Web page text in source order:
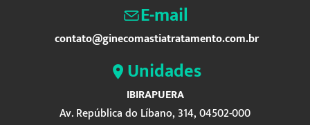
E-mail
contato@ginecomastiatratamento.com.br
Unidades
IBIRAPUERA
Av. República do Líbano, 314, 04502-000